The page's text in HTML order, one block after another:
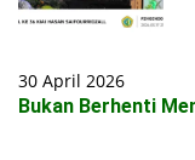
30 April 2026
Bukan Berhenti